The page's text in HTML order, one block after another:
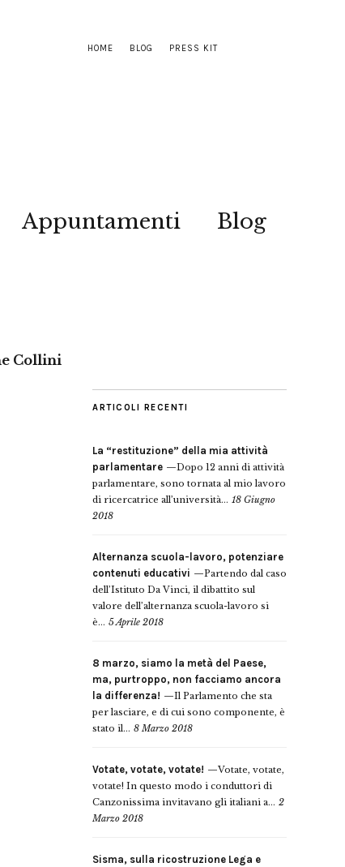
HOME BLOG PRESS KIT
Appuntamenti Blog
Collini
ARTICOLI RECENTI
La “restituzione” della mia attività
parlamentare
Dopo 12 anni di attività
parlamentare, sono tornata al mio lavoro
di ricercatrice all’università... 18 Giugno
2018
Alternanza scuola-lavoro, potenziare
contenuti educativi
Partendo dal caso
dell’Istituto Da Vinci, il dibattito sul
valore dell’alternanza scuola-lavoro si
è... 5 Aprile 2018
8 marzo, siamo la metà del Paese,
ma, purtroppo, non facciamo ancora
la differenza!
Il Parlamento che sta
per lasciare, e di cui sono componente, è
stato il... 8 Marzo 2018
Votate, votate, votate!
Votate, votate,
votate! In questo modo i conduttori di
Canzonissima invitavano gli italiani a... 2
Marzo 2018
Sisma, sulla ricostruzione Lega e